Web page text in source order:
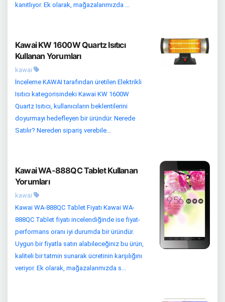
kanıtlıyor. Ek olarak, mağazalarımızda ...
Kawai KW 1600W Quartz Isıtıcı
Kullanan Yorumları
kawai
İnceleme KAWAI tarafından üretilen Elektrikli
Isıtıcı kategorisindeki Kawai KW 1600W
Quartz Isıtıcı, kullanıcıların beklentilerini
doyurmayı hedefleyen bir üründür. Nerede
Satılır? Nereden sipariş verebile...
Kawai WA-888QC Tablet Kullanan
Yorumları
kawai
Kawai WA-888QC Tablet Fiyatı Kawai WA-
888QC Tablet fiyatı incelendiğinde ise fiyat-
performans oranı iyi durumda bir üründür.
Uygun bir fiyatla satın alabileceğiniz bu ürün,
kaliteli bir tatmin sunarak ücretinin karşılığını
veriyor. Ek olarak, mağazalarımızda s...